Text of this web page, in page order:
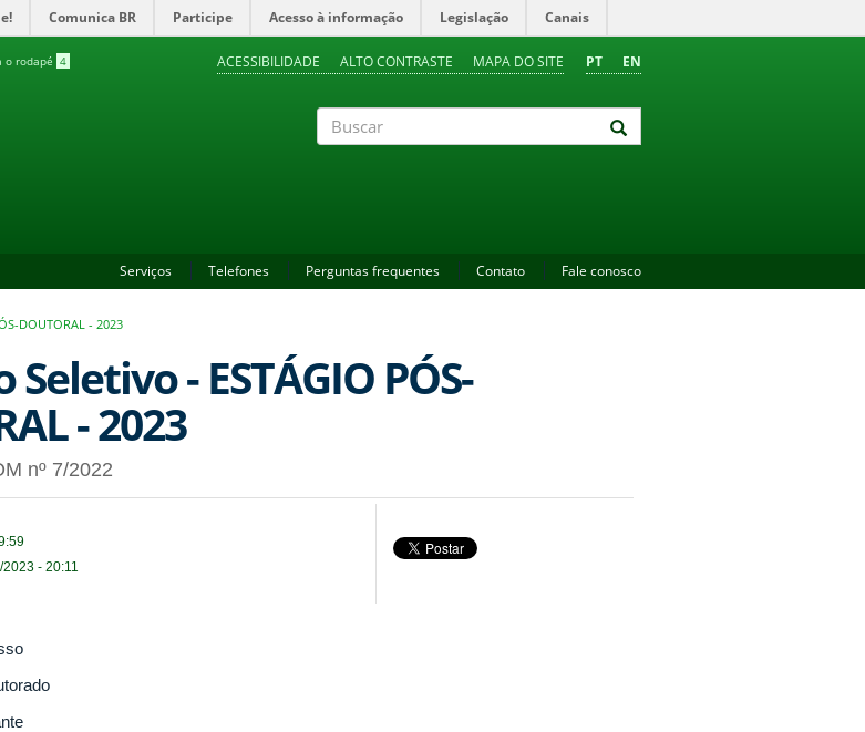
Comunica BR Participe Acesso à informação Legislação Canais
o rodapé 4 PT EN
ACESSIBILIDADE ALTO CONTRASTE MAPA DO SITE
Serviços Telefones Perguntas frequentes Contato Fale conosco
DOUTORAL - 2023
Seletivo - ESTÁGIO PÓS-
- 2023
nº 7/2022
- 20:11